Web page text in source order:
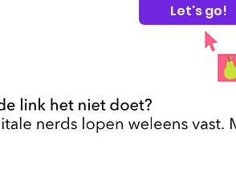
Let's go!